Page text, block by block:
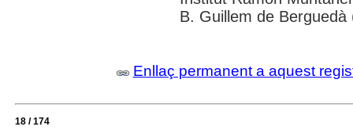
B. Guillem de Berguedà
Enllaç permanent a aquest
18 / 174